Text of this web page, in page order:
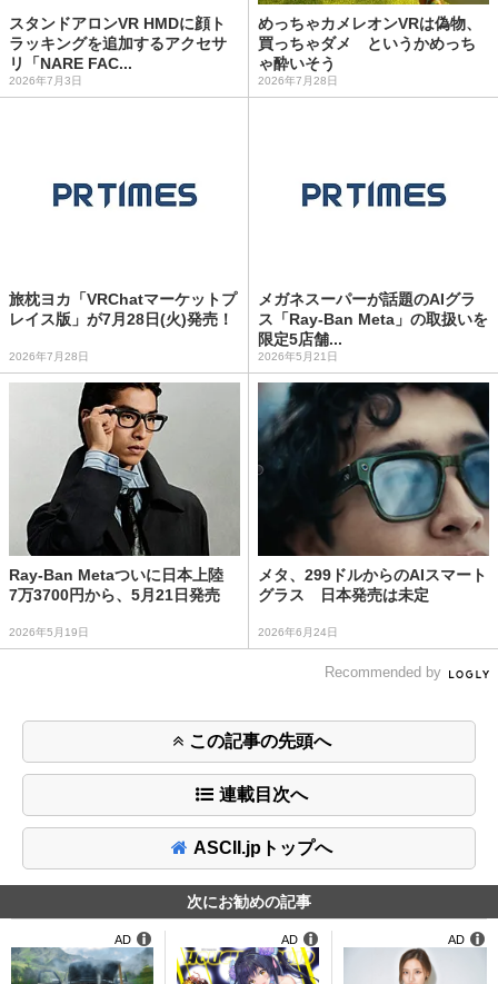
スタンドアロンVR HMDに顔ト
ラッキングを追加するアクセサ
リ「NARE FAC...
2026年7月3日
めっちゃカメレオンVRは偽物、
買っちゃダメ というかめっち
ゃ酔いそう
2026年7月28日
旅枕ヨカ「VRChatマーケットプ
レイス版」が7月28日(火)発売！
2026年7月28日
メガネスーパーが話題のAIグラ
ス「Ray‐Ban Meta」の取扱いを
限定5店舗...
2026年5月21日
Ray-Ban Metaついに日本上陸
7万3700円から、5月21日発売
2026年5月19日
メタ、299ドルからのAIスマート
グラス 日本発売は未定
2026年6月24日
Recommended by
この記事の先頭へ
連載目次へ
ASCII.jpトップへ
次にお勧めの記事
AD AD AD